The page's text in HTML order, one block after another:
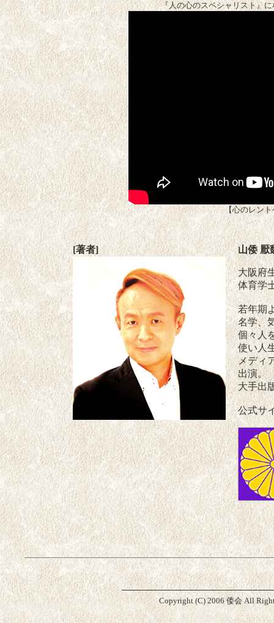
『人の心のスペシャリスト』
【心のレン
[著者] 山倭
大阪府
体育学
若年期
名学、
個々人
使い人
メディ
出演。
大手出
公式サ
Copyright (C) 2006 倭会 All